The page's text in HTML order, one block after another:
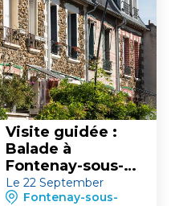
Visite guidée :
Balade à
Fontenay-sous-
Bois
Le 22 September
Fontenay-sous-